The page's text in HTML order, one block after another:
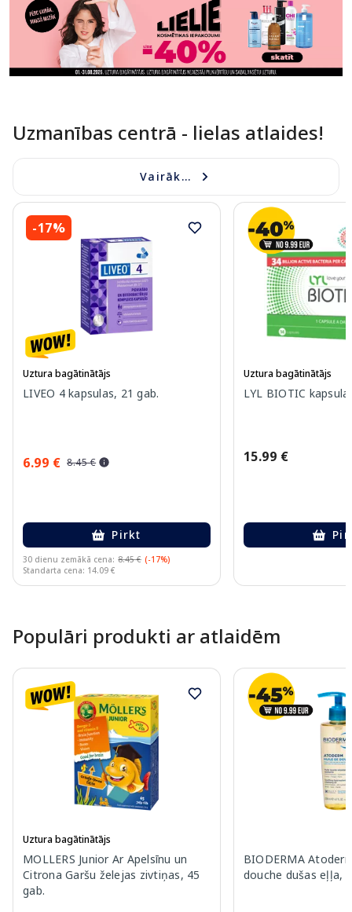
Uzmanības centrā - lielas atlaides!
Vairāk...
-17%
Uztura bagātinātājs
LIVEO 4 kapsulas, 21 gab.
6.99 € 8.45 €
Pirkt
30 dienu zemākā cena: 8.45 € (-17%)
Standarta cena: 14.09 €
Uztura bagātinātājs
LYL BIOTIC
15.99 €
Populāri produkti ar atlaidēm
Uztura bagātinātājs
MOLLERS Junior Ar Apelsīnu un
Citrona Garšu želejas zivtiņas, 45
gab.
BIODERMA
douche dušas eļļa,